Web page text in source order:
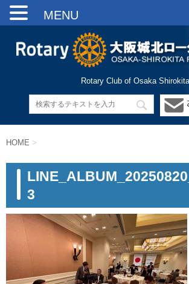
Rotary Club of Osaka Shirokita
HOME >
3
MENU